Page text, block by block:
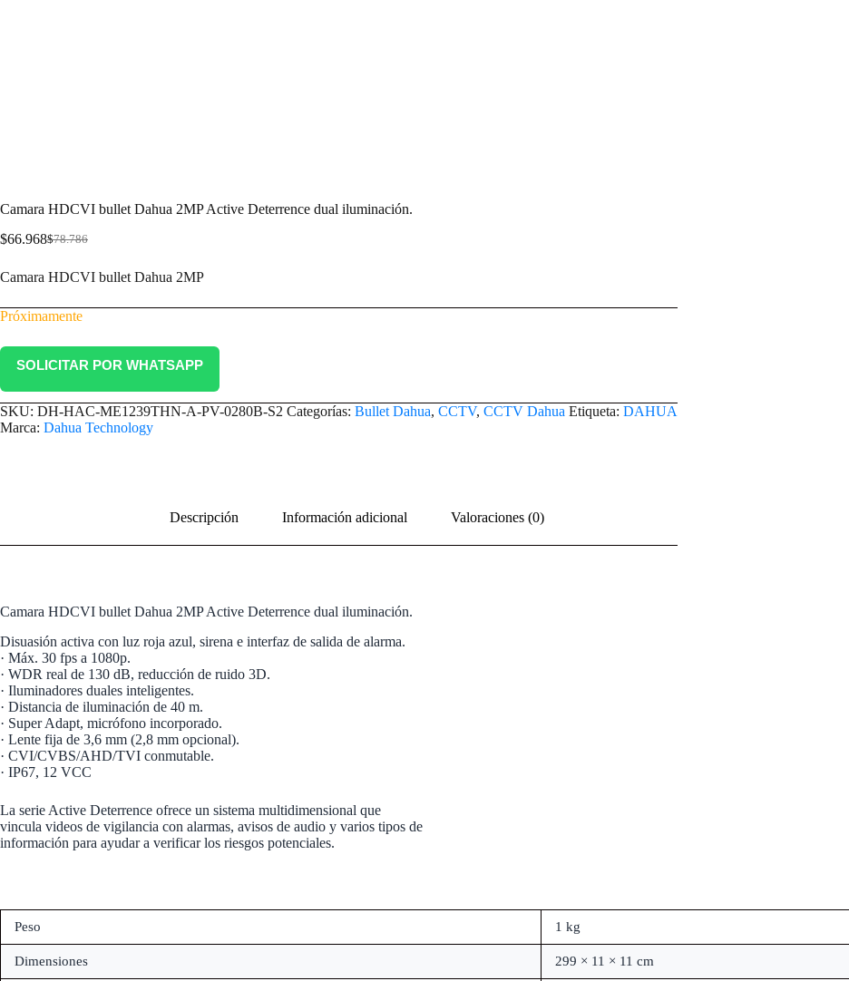
Camara HDCVI bullet Dahua 2MP Active Deterrence dual iluminación.
$78.786
$66.968
Camara HDCVI bullet Dahua 2MP
Próximamente
SOLICITAR POR WHATSAPP
SKU: DH-HAC-ME1239THN-A-PV-0280B-S2 Categorías: Bullet Dahua, CCTV, CCTV Dahua Etiqueta: DAHUA
Marca: Dahua Technology
Descripción Información adicional Valoraciones (0)
Camara HDCVI bullet Dahua 2MP Active Deterrence dual iluminación.
Disuasión activa con luz roja azul, sirena e interfaz de salida de alarma.
· Máx. 30 fps a 1080p.
· WDR real de 130 dB, reducción de ruido 3D.
· Iluminadores duales inteligentes.
· Distancia de iluminación de 40 m.
· Super Adapt, micrófono incorporado.
· Lente fija de 3,6 mm (2,8 mm opcional).
· CVI/CVBS/AHD/TVI conmutable.
· IP67, 12 VCC
La serie Active Deterrence ofrece un sistema multidimensional que
vincula videos de vigilancia con alarmas, avisos de audio y varios tipos de
información para ayudar a verificar los riesgos potenciales.
Peso 1 kg
Dimensiones 299 × 11 × 11 cm